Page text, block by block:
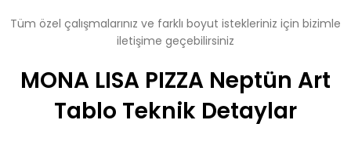
Tüm özel çalışmalarınız ve farklı boyut istekleriniz için bizimle
iletişime geçebilirsiniz
MONA LISA PIZZA Neptün Art
Tablo Teknik Detaylar